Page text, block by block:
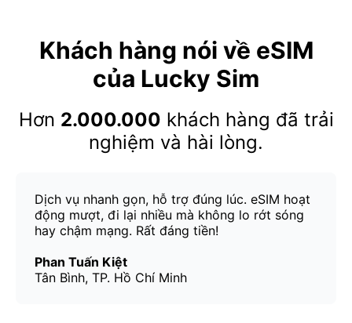
Khách hàng nói về eSIM
của Lucky Sim
Hơn 2.000.000 khách hàng đã trải
nghiệm và hài lòng.
Dịch vụ nhanh gọn, hỗ trợ đúng lúc. eSIM hoạt
động mượt, đi lại nhiều mà không lo rớt sóng
hay chậm mạng. Rất đáng tiền!
Phan Tuấn Kiệt
Tân Bình, TP. Hồ Chí Minh